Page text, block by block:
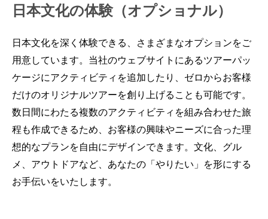
日本文化の体験（オプショナル）
日本文化を深く体験できる、さまざまなオプションをご
用意しています。当社のウェブサイトにあるツアーパッ
ケージにアクティビティを追加したり、ゼロからお客様
だけのオリジナルツアーを創り上げることも可能です。
数日間にわたる複数のアクティビティを組み合わせた旅
程も作成できるため、お客様の興味やニーズに合った理
想的なプランを自由にデザインできます。文化、グル
メ、アウトドアなど、あなたの「やりたい」を形にする
お手伝いをいたします。